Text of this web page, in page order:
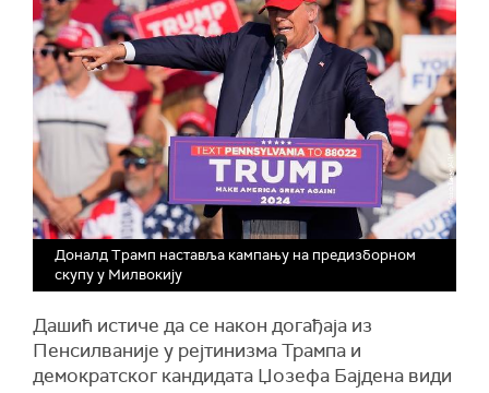
Доналд Трамп наставља кампању на предизборном
скупу у Милвокију
Дашић истиче да се након догађаја из
Пенсилваније у рејтинизма Трампа и
демократског кандидата Џозефа Бајдена види